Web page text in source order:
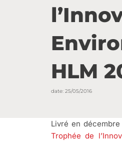
HLM
date: 25/05/2016
Livré en
Trophée de